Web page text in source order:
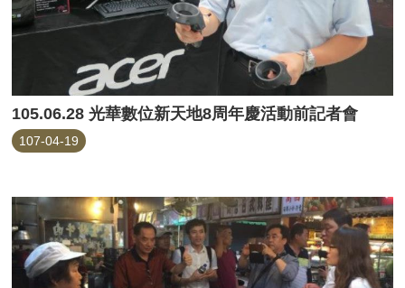
105.06.28 光華數位新天地8周年慶活動前記者會
107-04-19